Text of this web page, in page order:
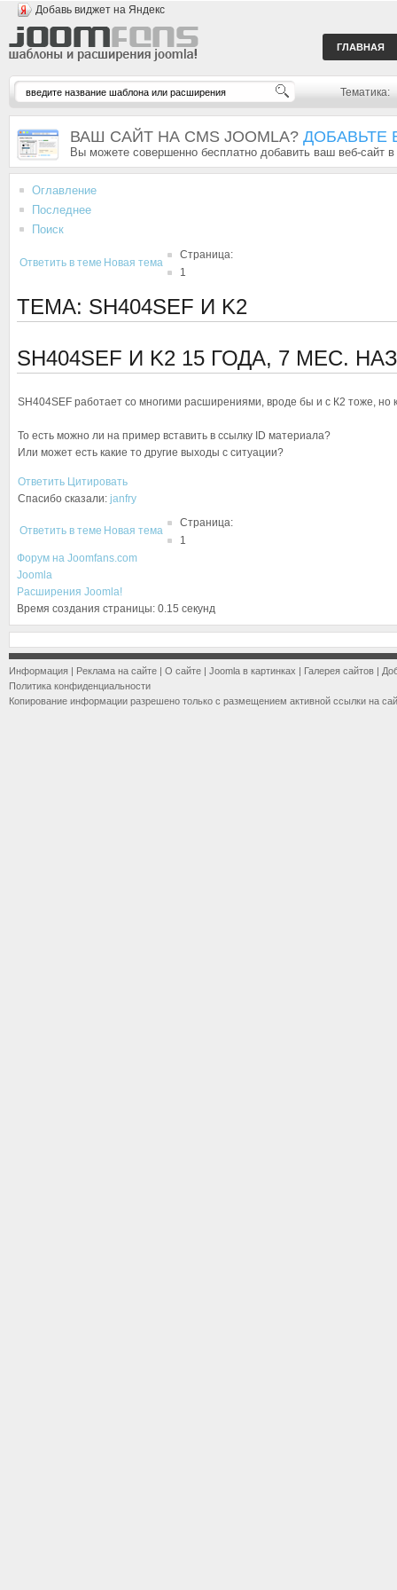
Добавь виджет на Яндекс
ГЛАВНАЯ
Тематика:
ВАШ САЙТ НА CMS JOOMLA? ДОБАВЬТЕ
Вы можете совершенно бесплатно добавить ваш веб-сайт
Оглавление
Последнее
Поиск
Ответить в теме Новая тема
Страница:
1
ТЕМА: SH404SEF И K2
SH404SEF И K2 15 ГОДА, 7 МЕС.
SH404SEF работает со многими расширениями, вроде бы и с К2 тоже, но
То есть можно ли на пример вставить в ссылку ID материала?
Или может есть какие то другие выходы с ситуации?
Ответить Цитировать
Спасибо сказали: janfry
Ответить в теме Новая тема
Страница:
1
Форум на Joomfans.com
Joomla
Расширения Joomla!
Время создания страницы: 0.15 секунд
Информация | Реклама на сайте | О сайте | Joomla в картинках | Галерея сайтов |
Политика конфиденциальности
Копирование информации разрешено только с размещением активной ссылки на